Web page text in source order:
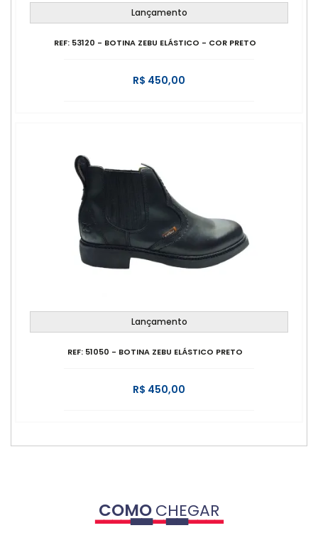
Lançamento
REF: 53120 - BOTINA ZEBU ELÁSTICO - COR PRETO
R$ 450,00
Lançamento
REF: 51050 - BOTINA ZEBU ELÁSTICO PRETO
R$ 450,00
COMOCHEGAR